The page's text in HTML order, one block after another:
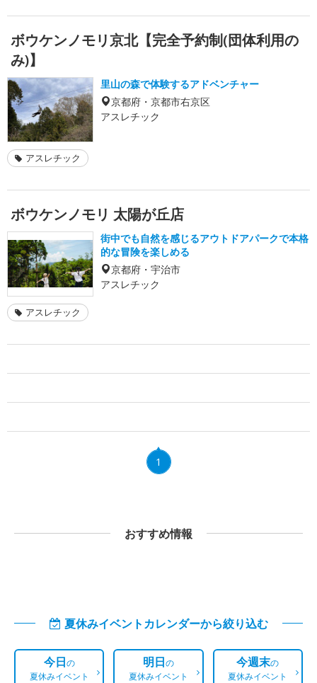
ボウケンノモリ京北【完全予約制(団体利用の
み)】
里山の森で体験するアドベンチャー
京都府・京都市右京区
アスレチック
アスレチック
ボウケンノモリ 太陽が丘店
街中でも自然を感じるアウトドアパークで本格
的な冒険を楽しめる
京都府・宇治市
アスレチック
アスレチック
1
おすすめ情報
夏休みイベントカレンダーから絞り込む
今日の
夏休みイベント
明日の
夏休みイベント
今週末の
夏休みイベント